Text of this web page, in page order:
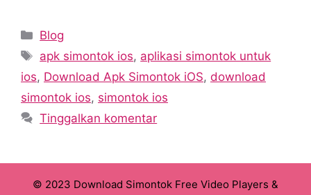
Kategori
Blog
Tag
apk simontok ios, aplikasi simontok untuk
ios, Download Apk Simontok iOS, download
simontok ios, simontok ios
Tinggalkan komentar
© 2023 Download Simontok Free Video Players &